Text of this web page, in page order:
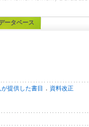
ータベース
提供した書目 ． 資料改正